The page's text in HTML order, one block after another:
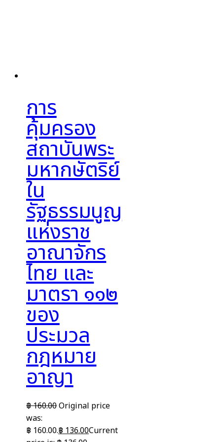
การ
คุ้มครอง
สถาบันพระ
มหากษัตริย์
ใน
รัฐธรรมนูญ
แห่งราช
อาณาจักร
ไทย และ
มาตรา ๑๑๒
ของ
ประมวล
กฎหมาย
อาญา
฿160.00Original price
was:
฿ 160.00.฿136.00Current